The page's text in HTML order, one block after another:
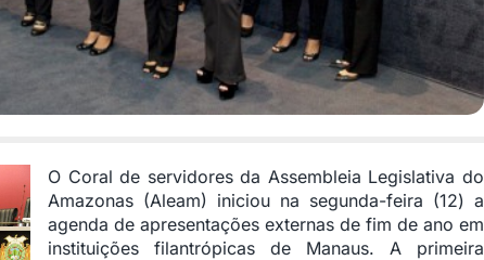
O Coral de servidores da Assembleia Legislativa do
Amazonas (Aleam) iniciou na segunda-feira (12) a
agenda de apresentações externas de fim de ano em
instituições filantrópicas de Manaus. A primeira